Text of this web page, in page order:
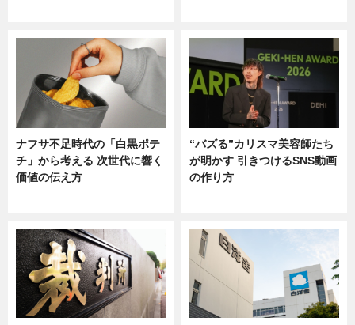
ナフサ不足時代の「白黒ポテ
チ」から考える 次世代に響く
価値の伝え方
“バズる”カリスマ美容師たち
が明かす 引きつけるSNS動画
の作り方